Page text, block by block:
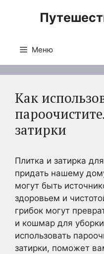
Меню
Как
затирки
Плитка и затирка
придать нашему
могут быть
здоровьем и
грибок могут
и кошмар для
использовать
затирки, поможет